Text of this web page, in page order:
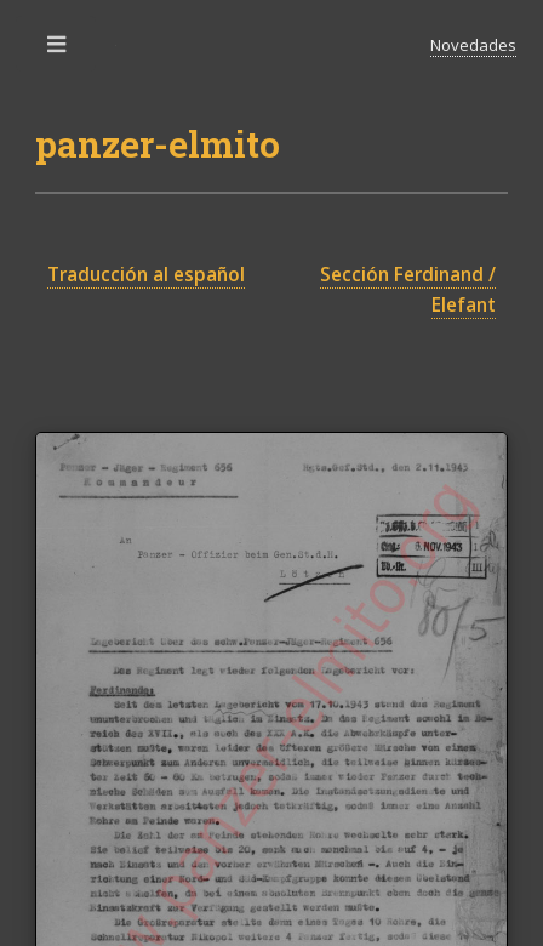
panzer-elmito
Novedades
Traducción al español
Sección Ferdinand /
Elefant